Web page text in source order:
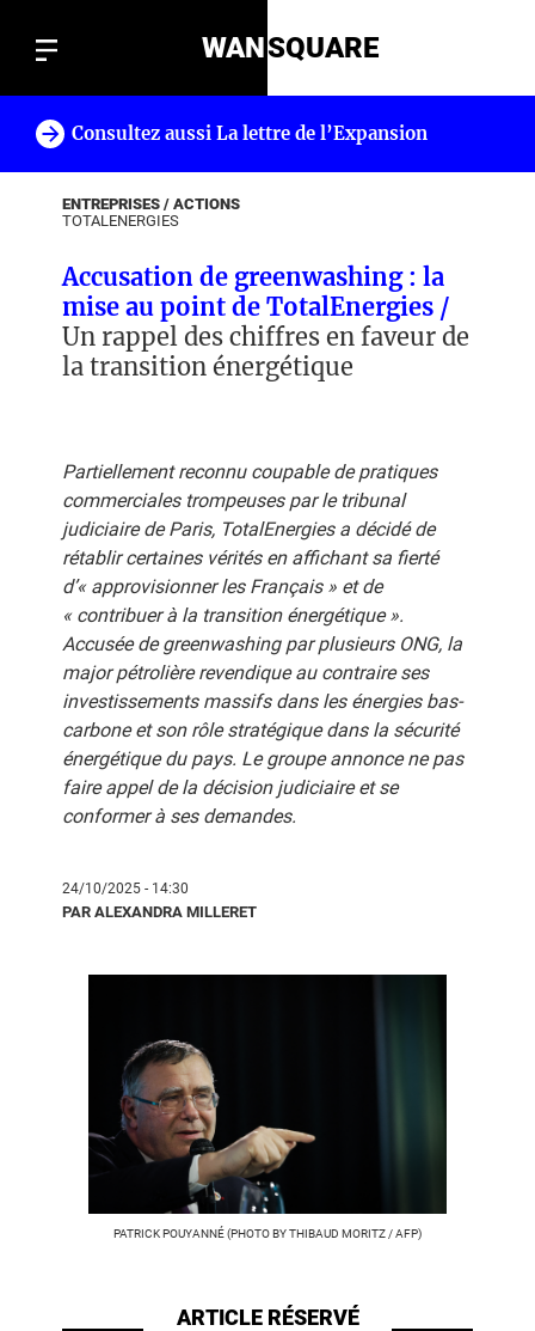
WANSQUARE
Consultez aussi La lettre de l’Expansion
ENTREPRISES / ACTIONS
TOTALENERGIES
Accusation de greenwashing : la
mise au point de TotalEnergies /
Un rappel des chiffres en faveur de
la transition énergétique
Partiellement reconnu coupable de pratiques
commerciales trompeuses par le tribunal
judiciaire de Paris, TotalEnergies a décidé de
rétablir certaines vérités en affichant sa fierté
d’« approvisionner les Français » et de
« contribuer à la transition énergétique ».
Accusée de greenwashing par plusieurs ONG, la
major pétrolière revendique au contraire ses
investissements massifs dans les énergies bas-
carbone et son rôle stratégique dans la sécurité
énergétique du pays. Le groupe annonce ne pas
faire appel de la décision judiciaire et se
conformer à ses demandes.
24/10/2025 - 14:30
PAR ALEXANDRA MILLERET
PATRICK POUYANNÉ (PHOTO BY THIBAUD MORITZ / AFP)
ARTICLE RÉSERVÉ